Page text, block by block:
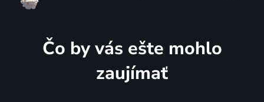
Čo by vás ešte mohlo
zaujímať